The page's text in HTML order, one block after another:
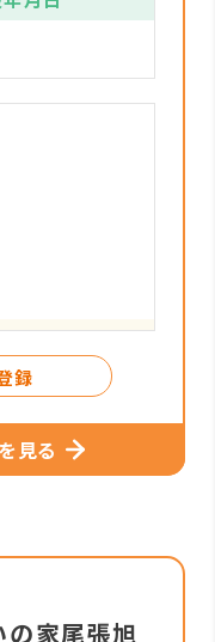
録
見る
の家尾張旭